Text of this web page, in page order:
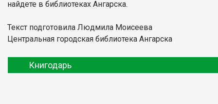
найдете в библиотеках Ангарска.
Текст подготовила Людмила Моисеева
Центральная городская библиотека Ангарска
Книгодарь